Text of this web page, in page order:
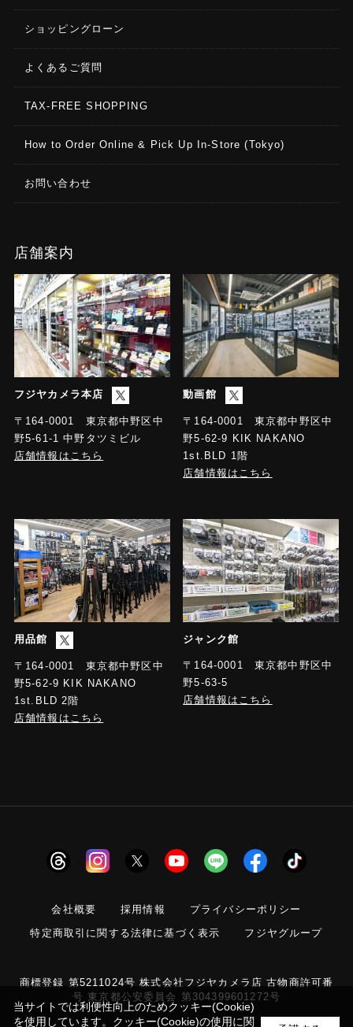
ショッピングローン
よくあるご質問
TAX-FREE SHOPPING
How to Order Online & Pick Up In-Store (Tokyo)
お問い合わせ
店舗案内
フジヤカメラ本店
〒164-0001 東京都中野区中
野5-61-1 中野タツミビル
店舗情報はこちら
動画館
〒164-0001 東京都中野区中
野5-62-9 KIK NAKANO
1st.BLD 1階
店舗情報はこちら
用品館
〒164-0001 東京都中野区中
野5-62-9 KIK NAKANO
1st.BLD 2階
店舗情報はこちら
ジャンク館
〒164-0001 東京都中野区中
野5-63-5
店舗情報はこちら
会社概要 採用情報
プライバシーポリシー
特定商取引に関する法律に基づく表示
フジヤグループ
商標登録 第5211024号 株式会社フジヤカメラ店 古物商許可番
号 東京都公安委員会 第304399601272号
当サイトでは利便性向上のためクッキー(Cookie)
を使用しています。クッキー(Cookie)の使用に関